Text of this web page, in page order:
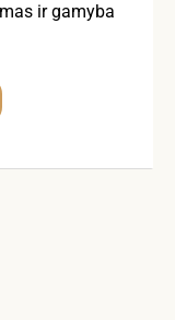
ir gamyba